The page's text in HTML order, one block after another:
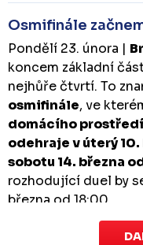
Osmifinále
Pondělí 23. února |
koncem základní
nejhůře čtvrtí. To
osmifinále, ve
domácího prostředí
odehraje v úterý
sobotu 14. března
rozhodující duel by
března od 18:00.